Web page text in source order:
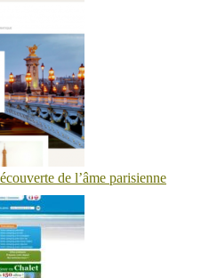
de l’âme parisienne